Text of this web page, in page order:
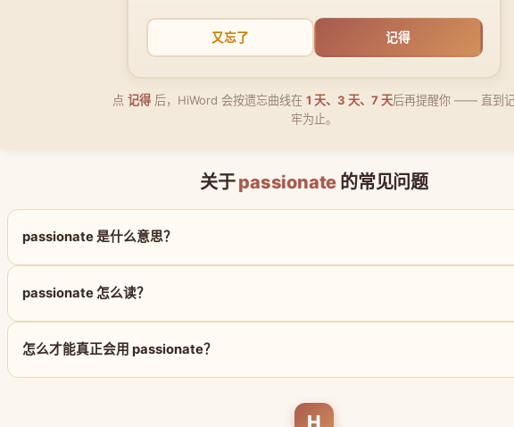
又忘了 记得
点 记得 后，HiWord 会按遗忘曲线在 1 天、3 天、7 天后再提醒你 —— 直到
牢为止。
关于passionate 的常见问题
passionate 是什么意思？
passionate 怎么读？
怎么才能真正会用 passionate？
H